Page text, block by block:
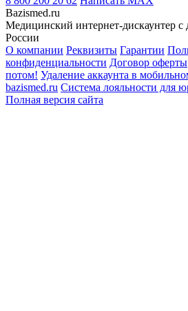
Bazismed.ru
Медицинский интернет-дискаунтер с
России
О компании Реквизиты Гарантии
конфиденциальности Договор оферты
потом! Удаление аккаунта в
bazismed.ru Система лояльности для
Полная версия сайта